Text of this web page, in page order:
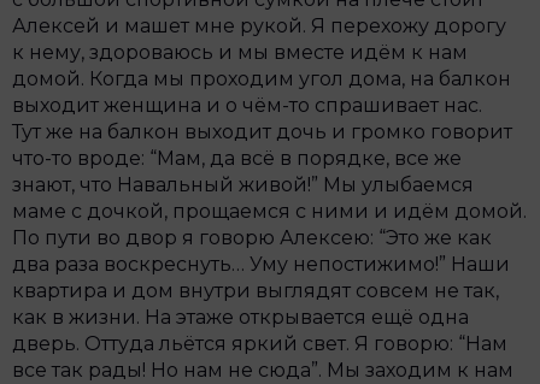
Алексей и машет мне рукой. Я перехожу дорогу
к нему, здороваюсь и мы вместе идём к нам
домой. Когда мы проходим угол дома, на балкон
выходит женщина и о чём-то спрашивает нас.
Тут же на балкон выходит дочь и громко говорит
что-то вроде: “Мам, да всё в порядке, все же
знают, что Навальный живой!” Мы улыбаемся
маме с дочкой, прощаемся с ними и идём домой.
По пути во двор я говорю Алексею: “Это же как
два раза воскреснуть… Уму непостижимо!” Наши
квартира и дом внутри выглядят совсем не так,
как в жизни. На этаже открывается ещё одна
дверь. Оттуда льётся яркий свет. Я говорю: “Нам
все так рады! Но нам не сюда”. Мы заходим к нам